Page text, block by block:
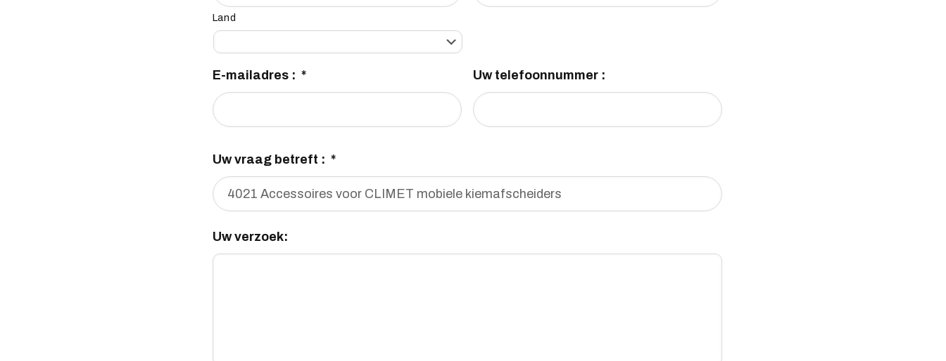
Land
E-mailadres : * Uw telefoonnummer :
Uw vraag betreft : *
Uw verzoek: